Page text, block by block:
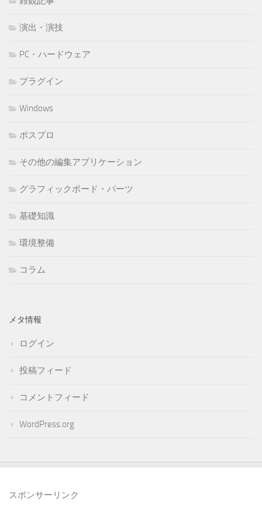
演出・演技
PC・ハードウェア
プラグイン
Windows
ポスプロ
その他の編集アプリケーション
グラフィックボード・パーツ
基礎知識
環境整備
コラム
メタ情報
ログイン
投稿フィード
コメントフィード
WordPress.org
スポンサーリンク